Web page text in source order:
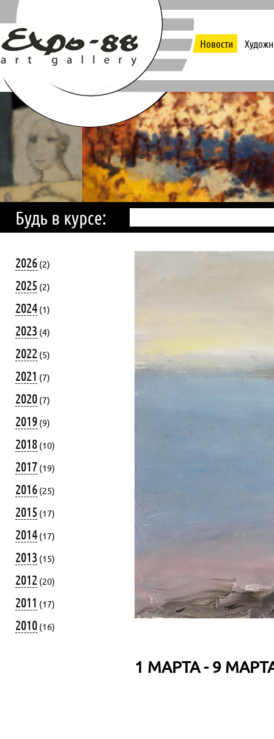
Новости
Будь в курсе:
2026 (2)
2025 (2)
2024 (1)
2023 (4)
2022 (5)
2021 (7)
2020 (7)
2019 (9)
2018 (10)
2017 (19)
2016 (25)
2015 (17)
2014 (17)
2013 (15)
2012 (20)
2011 (17)
2010 (16)
1 МАРТА - 9